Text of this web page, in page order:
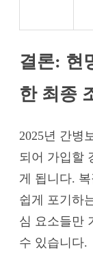
결론: 현
한 최종
2025년 간병
되어 가입할
게 됩니다.
쉽게 포기하
심 요소들만
수 있습니다.